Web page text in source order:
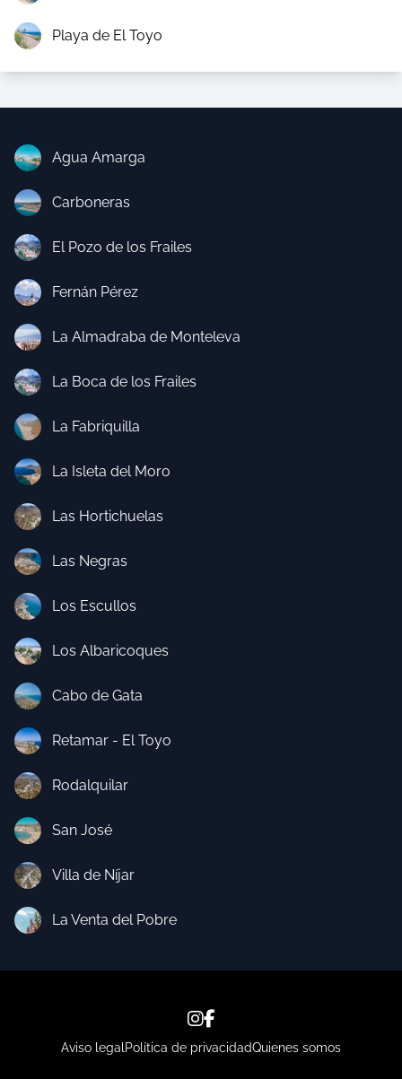
Playa de El Toyo
Agua Amarga
Carboneras
El Pozo de los Frailes
Fernán Pérez
La Almadraba de Monteleva
La Boca de los Frailes
La Fabriquilla
La Isleta del Moro
Las Hortichuelas
Las Negras
Los Escullos
Los Albaricoques
Cabo de Gata
Retamar - El Toyo
Rodalquilar
San José
Villa de Níjar
La Venta del Pobre
Aviso legal Política de privacidadQuienes somos